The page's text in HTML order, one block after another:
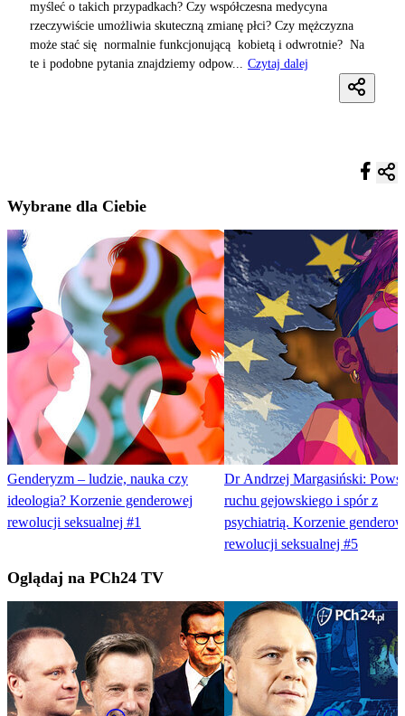
myśleć o takich przypadkach? Czy współczesna medycyna
rzeczywiście umożliwia skuteczną zmianę płci? Czy mężczyzna
może stać się normalnie funkcjonującą kobietą i odwrotnie? Na
te i podobne pytania znajdziemy odpow... Czytaj dalej
Wybrane dla Ciebie
Genderyzm – ludzie, nauka czy
ideologia? Korzenie genderowej
rewolucji seksualnej #1
Dr Andrzej Margasiński:
ruchu gejowskiego i spór z
psychiatrią. Korzenie
rewolucji seksualnej #5
Oglądaj na PCh24 TV